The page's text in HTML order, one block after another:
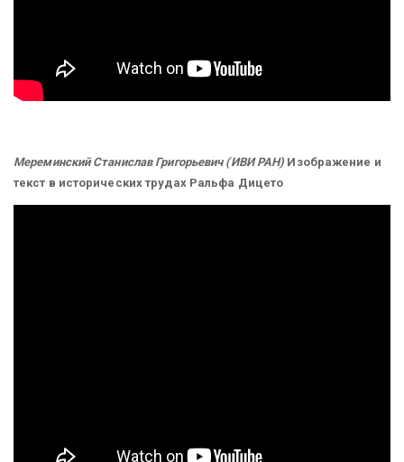
Мереминский Станислав Григорьевич (ИВИ РАН) Изображение и
текст в исторических трудах Ральфа Дицето